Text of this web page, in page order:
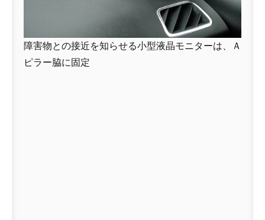
障害物との接近を知らせる小型液晶モニターは、Ａ
ピラー脇に固定